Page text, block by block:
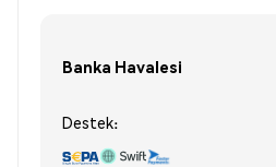
Banka Havalesi
Destek: